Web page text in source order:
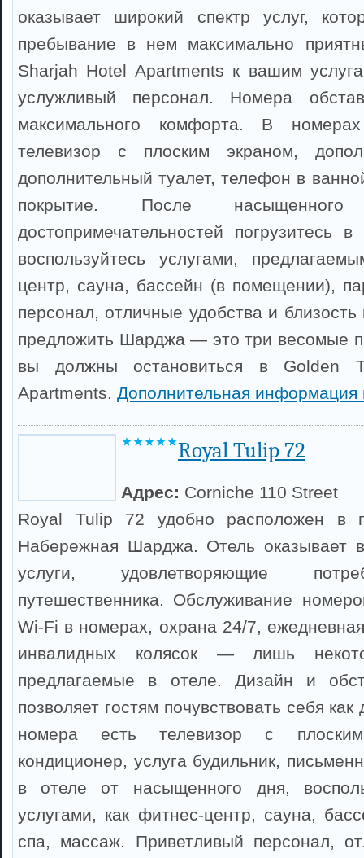
оказывает широкий спектр услуг,
пребывание в нем максимально
Sharjah Hotel Apartments к вашим
услужливый персонал. Номера
максимального комфорта. В номерах
телевизор с плоским экраном,
дополнительный туалет, телефон в
покрытие. После
достопримечательностей погрузитесь
воспользуйтесь услугами,
центр, сауна, бассейн (в помещении),
персонал, отличные удобства и
предложить Шарджа — это три весомые
вы должны остановиться в Golden
Apartments. Дополнительная информация
Royal Tulip 72
Адрес: Corniche 110 Street
Royal Tulip 72 удобно расположен в
Набережная Шарджа. Отель оказывает
услуги, удовлетворяющие
путешественника. Обслуживание
Wi-Fi в номерах, охрана 24/7,
инвалидных колясок — лишь
предлагаемые в отеле. Дизайн и
позволяет гостям почувствовать себя
номера есть телевизор с
кондиционер, услуга будильник,
в отеле от насыщенного дня,
услугами, как фитнес-центр, сауна,
спа, массаж. Приветливый персонал,